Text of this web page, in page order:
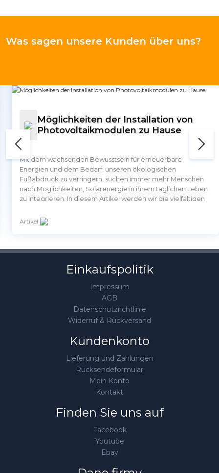
Was sagen unsere Kunden über uns?
Möglichkeiten der Installation von
Photovoltaikmodulen zu Hause
Mit dem wachsenden Bewusstsein für erneuerbare
Energien und dem Bedarf, unseren ökologischen
Fußabdruck zu verringern, suchen immer mehr Menschen
nach Möglichkeiten, Solarenergie in ihrem täglichen Leben
zu integrieren. In diesem Artikel werden wir die vielfältigen
erkunden, sei es auf dem Balkon, an der Fassade, auf dem
Dach od...
Artikel
Einkaufspolitik
Impressum
AGB
Datenschutzrichtlinie
Widerruf & Rückversand
Kundenkonto
Lieferung und Zahlungen
Rücksendeformular
Mein Konto
Kontakt
Finden Sie uns auf
Facebook
Youtube
Ebay